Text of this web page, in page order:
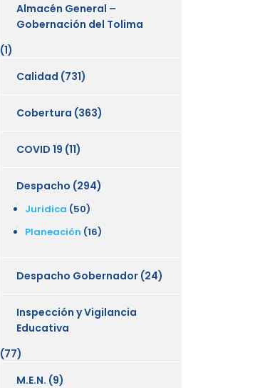
Almacén General –
Gobernación del Tolima
(1)
Calidad (731)
Cobertura (363)
COVID 19 (11)
Despacho (294)
Juridica (50)
Planeación (16)
Despacho Gobernador (24)
Inspección y Vigilancia
Educativa
(77)
M.E.N. (9)